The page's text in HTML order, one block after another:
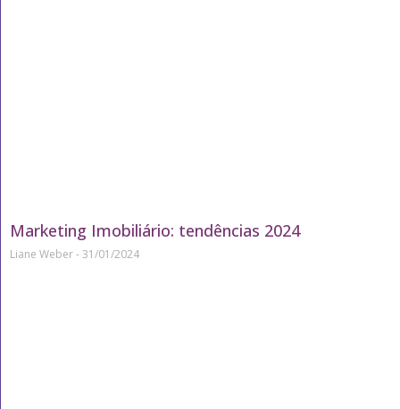
Marketing Imobiliário: tendências 2024
Liane Weber 31/01/2024